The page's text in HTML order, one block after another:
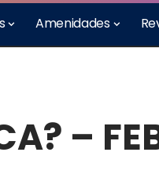
Amenidades
–